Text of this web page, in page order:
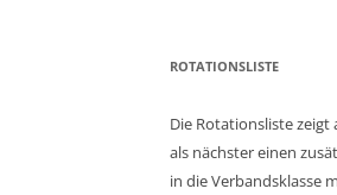
ROTATIONSLISTE
Die Rotationsliste zeigt
als nächster einen
in die Verbandsklasse